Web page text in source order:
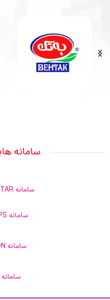
سامانه
سامانه GPSGOSTAR
سامانه KINGGPS
سامانه WIALON
سامانه KRP